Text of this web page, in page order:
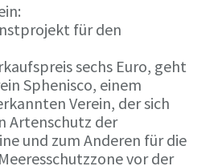
für den
sechs Euro, geht
Sphenisco, einem
Verein, der sich
Artenschutz der
und zum Anderen für die
vor der